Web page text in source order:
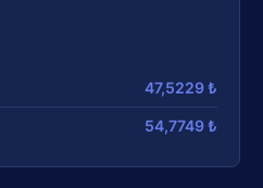
47,5229 ₺
54,7749 ₺